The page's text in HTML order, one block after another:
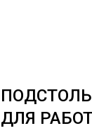
ДЛЯ